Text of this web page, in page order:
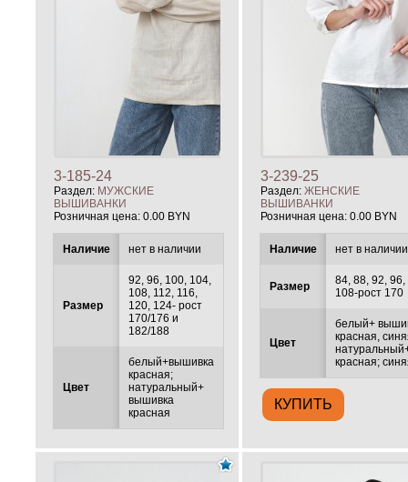
3-185-24
Раздел: МУЖСКИЕ
ВЫШИВАНКИ
Розничная цена: 0.00 BYN
Наличие нет в наличии
Размер
92, 96, 100, 104,
108, 112, 116,
120, 124- рост
170/176 и
182/188
Цвет
белый+вышивка
красная;
натуральный+
вышивка
красная
3-239-25
Раздел:ЖЕНСКИЕ
ВЫШИВАНКИ
Розничная цена:0.00 BYN
Наличие нет в наличии
Размер
84, 88, 92,
108-рост 170
Цвет
белый+
красная,
красная;